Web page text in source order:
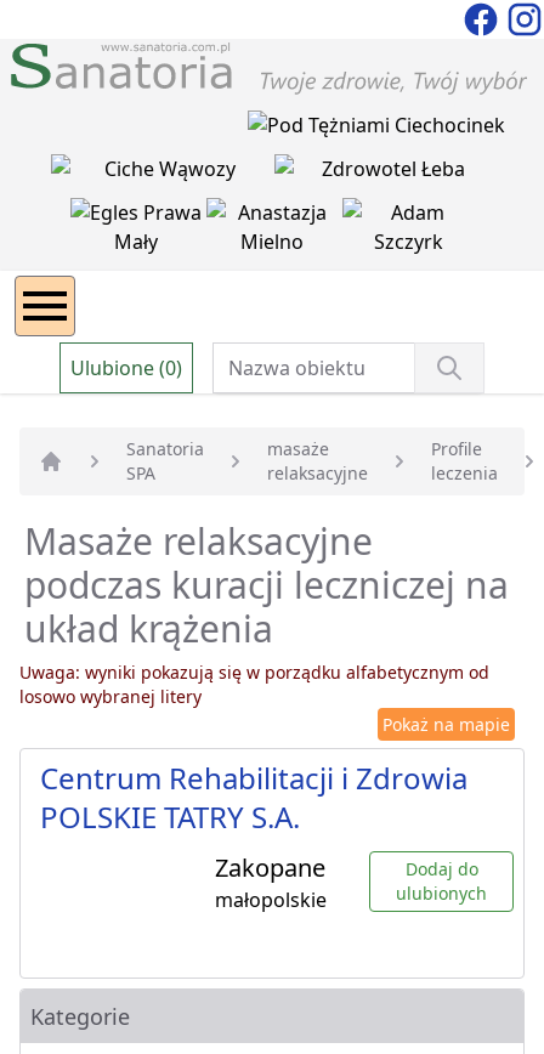
Ulubione (0)
Strona główna
Sanatoria
SPA
masaże
relaksacyjne
Profile
leczenia
Masaże relaksacyjne
podczas kuracji leczniczej na
układ krążenia
Uwaga: wyniki pokazują się w porządku alfabetycznym od
losowo wybranej litery
Pokaż na mapie
Centrum Rehabilitacji i Zdrowia
POLSKIE TATRY S.A.
Zakopane
małopolskie
Dodaj do
ulubionych
Kategorie